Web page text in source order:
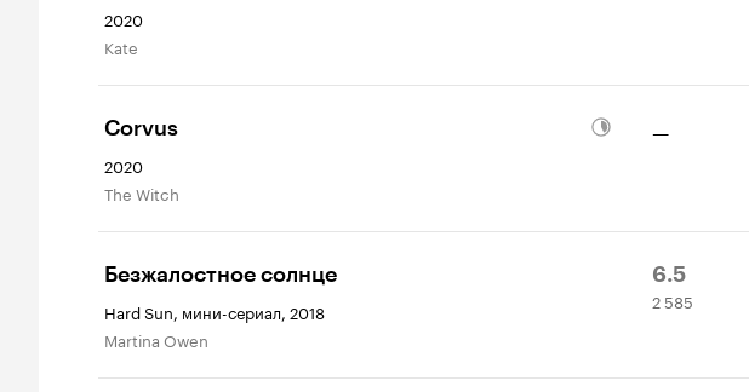
2020
Kate
Corvus
2020
The Witch
—
Безжалостное солнце
Hard Sun, мини-сериал, 2018
Martina Owen
Рейтинг
Кинопоиска
6.5
2
585
2 585